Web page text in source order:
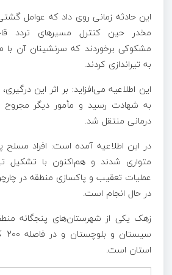
این حادثه زمانی روی داد که عوامل
مخدر حین کنترل مسیر‌های تردد
مشکوکی برخوردند که سرنشینان آن با
به تیراندازی کردند.
این اطلاعیه می‌افزاید: بر اثر این
به شهادت رسید و مأمور دیگر مجروح و
درمانی منتقل شد.
در این اطلاعیه آمده است: افراد
متواری شدند و هم‌اکنون با تشکیل
عملیات تعقیب و پاکسازی منطقه در
در حال انجام است.
زهک یکی از شهرستان‌های پنجگانه
استان است.